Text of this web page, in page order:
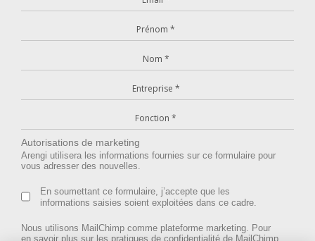
Autorisations de marketing
Arengi utilisera les informations fournies sur ce formulaire pour
vous adresser des nouvelles.
En soumettant ce formulaire, j’accepte que les
informations saisies soient exploitées dans ce cadre.
Nous utilisons MailChimp comme plateforme marketing. Pour
en savoir plus sur les pratiques de confidentialité de MailChimp,